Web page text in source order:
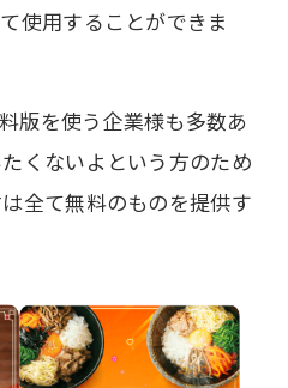
使用することができま
版を使う企業様も多数あ
くないよという方のため
全て無料のものを提供す